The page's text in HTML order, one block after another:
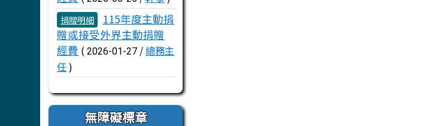
捐贈明細
115年度主動捐
贈或接受外界主動捐贈
經費 ( 2026-01-27 /總務主
任)
無障礙標章